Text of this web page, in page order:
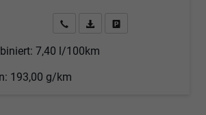
Angebot anfordern
Fahrzeugexpose (PDF)
7,40 l/100km
193,00 g/km